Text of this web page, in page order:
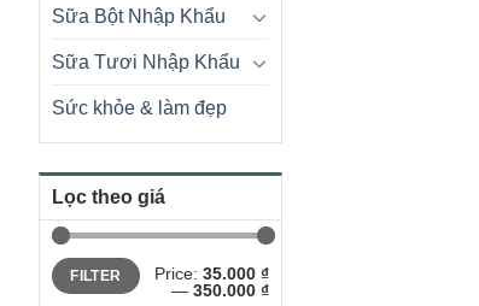
Sữa Bột Nhập Khẩu
Sữa Tươi Nhập Khẩu
Sức khỏe & làm đẹp
Lọc theo giá
Min
price
Max
priceFILTER Price:35.000 ₫
—350.000 ₫